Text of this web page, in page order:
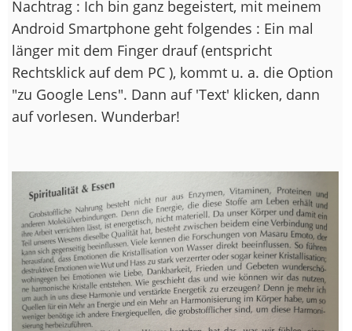
Nachtrag : Ich bin ganz begeistert, mit meinem
Android Smartphone geht folgendes : Ein mal
länger mit dem Finger drauf (entspricht
Rechtsklick auf dem PC ), kommt u. a. die Option
"zu Google Lens". Dann auf 'Text' klicken, dann
auf vorlesen. Wunderbar!